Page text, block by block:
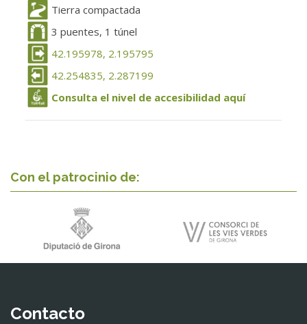
Tierra compactada
3 puentes, 1 túnel
42.195978, 2.195795
42.254835, 2.287199
Consulta el nivel de accesibilidad aquí
Con el patrocinio de:
Contacto